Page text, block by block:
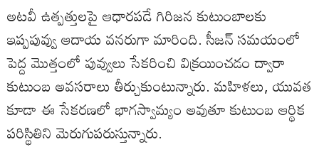
అటవీ ఉత్పత్తులపై ఆధారపడే గిరిజన కుటుంబాలకు
ఇప్పపువ్వు ఆదాయ వనరుగా మారింది. సీజన్ సమయంలో
పెద్ద మొత్తంలో పువ్వులు సేకరించి విక్రయించడం ద్వారా
కుటుంబ అవసరాలు తీర్చుకుంటున్నారు. మహిళలు, యువత
కూడా ఈ సేకరణలో భాగస్వామ్యం అవుతూ కుటుంబ ఆర్థిక
పరిస్థితిని మెరుగుపరుస్తున్నారు.